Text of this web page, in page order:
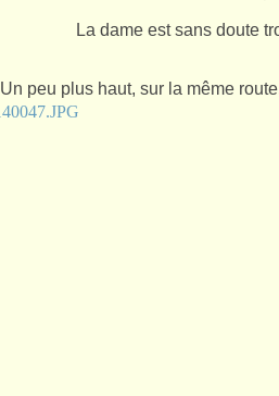
La dame est sans doute
Un peu plus haut, sur la même